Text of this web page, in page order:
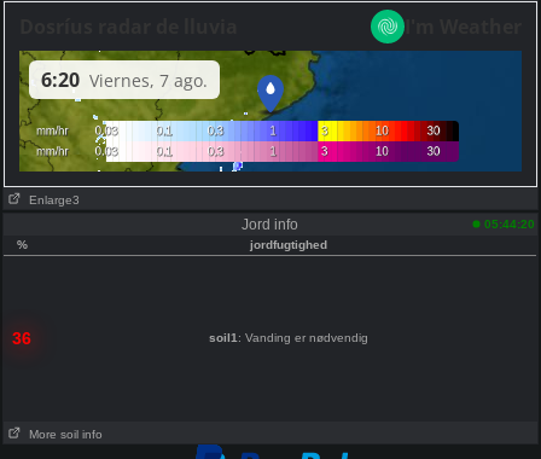
Enlarge3
Jord info
05:44:20
%
jordfugtighed
36 soil1 : Vanding er nødvendig
More soil info